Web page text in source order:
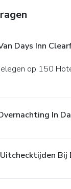
Days Inn
In
Bij